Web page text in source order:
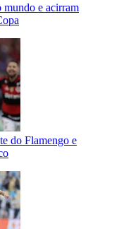
mundo e acirram
do Flamengo e